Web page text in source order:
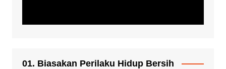
01. Biasakan Perilaku Hidup Bersih